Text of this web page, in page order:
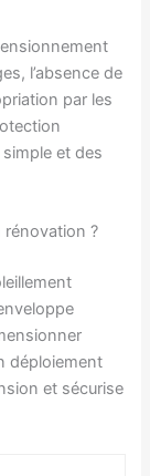
l’absence de
par les
et des
rénovation ?
déploiement
et sécurise